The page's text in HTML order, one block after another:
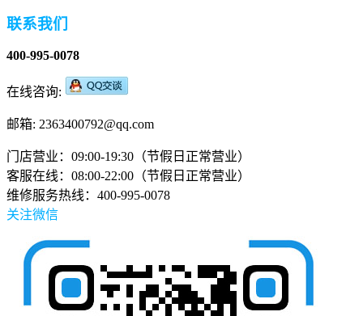
联系我们
400-995-0078
在线咨询:
邮箱: 2363400792@qq.com
门店营业：09:00-19:30（节假日正常营业）
客服在线：08:00-22:00（节假日正常营业）
维修服务热线：400-995-0078
关注微信